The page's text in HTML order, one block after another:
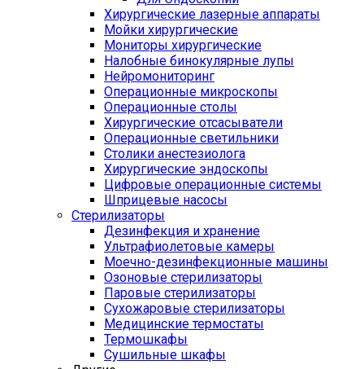
Хирургические лазерные аппараты
Мойки хирургические
Мониторы хирургические
Налобные бинокулярные лупы
Нейромониторинг
Операционные микроскопы
Операционные столы
Хирургические отсасыватели
Операционные светильники
Столики анестезиолога
Хирургические эндоскопы
Цифровые операционные системы
Шприцевые насосы
Стерилизаторы
Дезинфекция и хранение
Ультрафиолетовые камеры
Моечно-дезинфекционные машины
Озоновые стерилизаторы
Паровые стерилизаторы
Сухожаровые стерилизаторы
Медицинские термостаты
Термошкафы
Сушильные шкафы